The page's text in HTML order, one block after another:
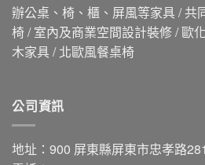
辦公桌、椅、櫃、屏風等家具 / 共
椅 / 室內及商業空間設計裝修 / 歐
木家具 / 北歐風餐桌椅
公司資訊
地址：900 屏東縣屏東市忠孝路